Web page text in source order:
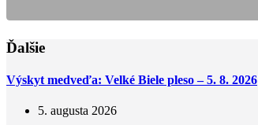
Ďalšie
Výskyt medveďa: Velké Biele pleso – 5. 8. 2026
5. augusta 2026